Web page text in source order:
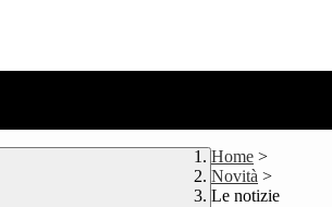
Home >
Novità >
Le notizie